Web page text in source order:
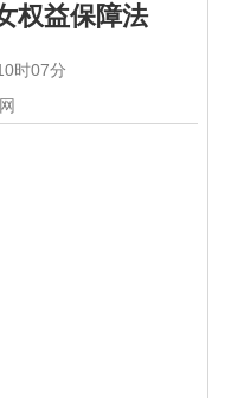
权益保障法
时07分